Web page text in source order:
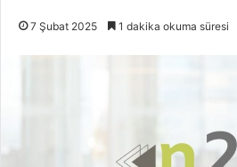
7 Şubat 2025 1 dakika okuma süresi